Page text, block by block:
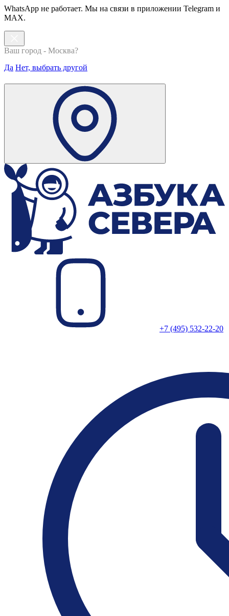
WhatsApp не работает. Мы на связи в приложении Telegram и
MAX.
Ваш город - Москва?
Да Нет, выбрать другой
+7 (495) 532-22-20